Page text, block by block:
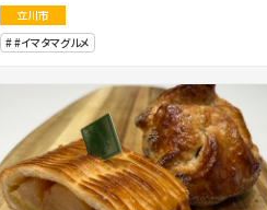
立川市
#イマタマグルメ